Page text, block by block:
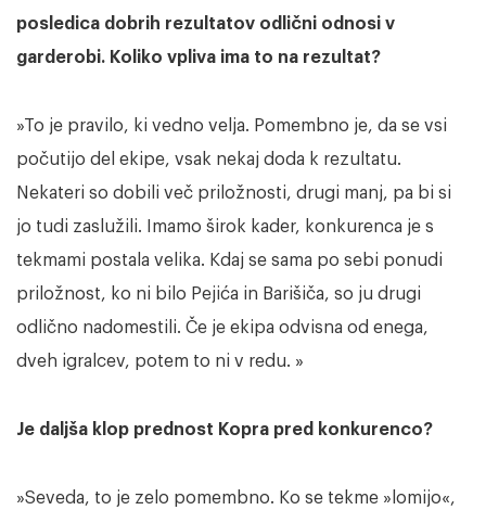
posledica dobrih rezultatov odlični odnosi v
garderobi. Koliko vpliva ima to na rezultat?
»To je pravilo, ki vedno velja. Pomembno je, da se vsi
počutijo del ekipe, vsak nekaj doda k rezultatu.
Nekateri so dobili več priložnosti, drugi manj, pa bi si
jo tudi zaslužili. Imamo širok kader, konkurenca je s
tekmami postala velika. Kdaj se sama po sebi ponudi
priložnost, ko ni bilo Pejića in Barišiča, so ju drugi
odlično nadomestili. Če je ekipa odvisna od enega,
dveh igralcev, potem to ni v redu. »
Je daljša klop prednost Kopra pred konkurenco?
»Seveda, to je zelo pomembno. Ko se tekme »lomijo«,